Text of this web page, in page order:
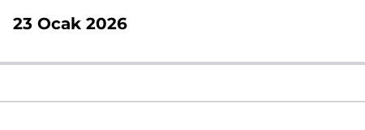
23 Ocak 2026